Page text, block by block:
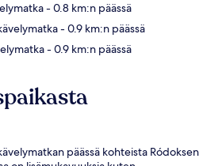
- 0.8 km:n päässä
- 0.9 km:n päässä
- 0.9 km:n päässä
päässä kohteista Ródoksen